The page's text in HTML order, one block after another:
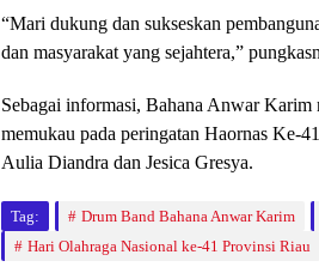
“Mari dukung dan sukseskan
dan masyarakat yang sejahtera,”
Sebagai informasi, Bahana Anwar
memukau pada peringatan Haornas Ke-
Aulia Diandra dan Jesica Gresya.
Tag: Drum Band Bahana Anwar Karim
Hari Olahraga Nasional ke-41 Provinsi Riau